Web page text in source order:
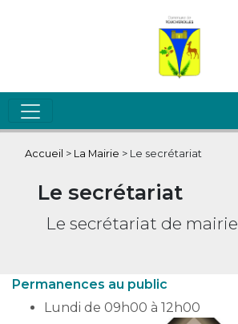
Accueil > La Mairie > Le secrétariat
Le secrétariat
Le secrétariat de mairie
Permanences au public
Lundi de 09h00 à 12h00